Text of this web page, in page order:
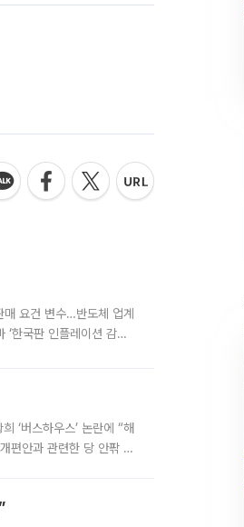
요건 변수…반도체 업계
한국판 인플레이션 감축
‘버스하우스’ 논란에 “해
편안과 관련한 당 안팎 의